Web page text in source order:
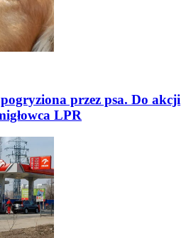
przez psa. Do akcji
LPR